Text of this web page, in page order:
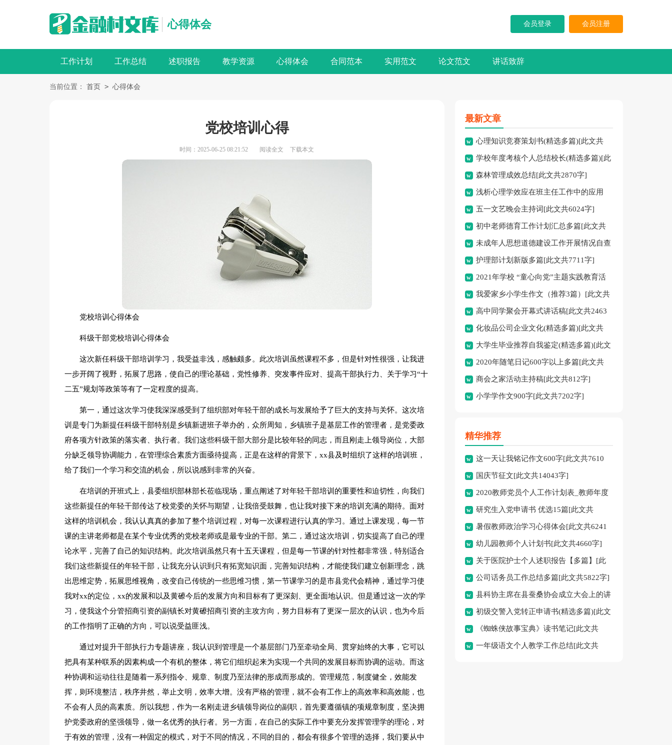
心得体会 会员登录 会员注册
工作计划 工作总结 述职报告 教学资源 心得体会 合同范本 实用范文 论文范文 讲话致辞
当前位置： 首页 > 心得体会
党校培训心得
时间：2025-06-25 08:21:52 阅读全文 下载本文
党校培训心得体会
科级干部党校培训心得体会
这次新任科级干部培训学习，我受益非浅，感触颇多。此次培训虽然课程不多，但是针对性很强，让我进
一步开阔了视野，拓展了思路，使自己的理论基础，党性修养、突发事件应对、提高干部执行力、关于学习“十
二五”规划等政策等有了一定程度的提高。
第一，通过这次学习使我深深感受到了组织部对年轻干部的成长与发展给予了巨大的支持与关怀。这次培
训是专门为新提任科级干部特别是乡镇新进班子举办的，众所周知，乡镇班子是基层工作的管理者，是党委政
府各项方针政策的落实者、执行者。我们这些科级干部大部分是比较年轻的同志，而且刚走上领导岗位，大部
分缺乏领导协调能力，在管理综合素质方面亟待提高，正是在这样的背景下，xx县及时组织了这样的培训班，
给了我们一个学习和交流的机会，所以说感到非常的兴奋。
在培训的开班式上，县委组织部林部长莅临现场，重点阐述了对年轻干部培训的重要性和迫切性，向我们
这些新提任的年轻干部传达了校党委的关怀与期望，让我倍受鼓舞，也让我对接下来的培训充满的期待。面对
这样的培训机会，我认认真真的参加了整个培训过程，对每一次课程进行认真的学习。通过上课发现，每一节
课的主讲老师都是在某个专业优秀的党校老师或是最专业的干部。第二，通过这次培训，切实提高了自己的理
论水平，完善了自己的知识结构。此次培训虽然只有十五天课程，但是每一节课的针对性都非常强，特别适合
我们这些新提任的年轻干部，让我充分认识到只有拓宽知识面，完善知识结构，才能使我们建立创新理念，跳
出思维定势，拓展思维视角，改变自己传统的一些思维习惯，第一节课学习的是市县党代会精神，通过学习使
我对xx的定位，xx的发展和以及黄礤今后的发展方向和目标有了更深刻、更全面地认识。但是通过这一次的学
习，使我这个分管招商引资的副镇长对黄礤招商引资的主攻方向，努力目标有了更深一层次的认识，也为今后
的工作指明了正确的方向，可以说受益匪浅。
通过对提升干部执行力专题讲座，我认识到管理是一个基层部门乃至牵动全局、贯穿始终的大事，它可以
把具有某种联系的因素构成一个有机的整体，将它们组织起来为实现一个共同的发展目标而协调的运动。而这
种协调和运动往往是随着一系列指令、规章、制度乃至法律的形成而形成的。管理规范，制度健全，效能发
挥，则环境整洁，秩序井然，举止文明，效率大增。没有严格的管理，就不会有工作上的高效率和高效能，也
不会有人员的高素质。所以我想，作为一名刚走进乡镇领导岗位的副职，首先要遵循镇的项规章制度，坚决拥
护党委政府的坚强领导，做一名优秀的执行者。另一方面，在自己的实际工作中要充分发挥管理学的理论，对
于有效的管理，没有一种固定的模式，对于不同的情况，不同的目的，都会有很多个管理的选择，我们要从中
最新文章
心理知识竞赛策划书(精选多篇)[此文共
5937字]
学校年度考核个人总结校长(精选多篇)[此
文共7741字]
森林管理成效总结[此文共2870字]
浅析心理学效应在班主任工作中的应用
[此文共3828字]
五一文艺晚会主持词[此文共6024字]
初中老师德育工作计划汇总多篇[此文共
11627字]
未成年人思想道德建设工作开展情况自查
报告[此文共12435字]
护理部计划新版多篇[此文共7711字]
2021年学校 “童心向党”主题实践教育活
动方案[此文共1080字]
我爱家乡小学生作文（推荐3篇）[此文共
1167字]高中同学聚会开幕式讲话稿[此文共2463
字] 化妆品公司企业文化(精选多篇)[此文共
6398字]
大学生毕业推荐自我鉴定(精选多篇)[此文
共5048字]
2020年随笔日记600字以上多篇[此文共
2977字]
商会之家活动主持稿[此文共812字]
小学学作文900字[此文共7202字]
精华推荐
这一天让我铭记作文600字[此文共7610
字] 国庆节征文[此文共14043字]
2020教师党员个人工作计划表_教师年度
工作计划[此文共2292字]
研究生入党申请书 优选15篇[此文共
23403字]
暑假教师政治学习心得体会[此文共6241
字] 幼儿园教师个人计划书[此文共4660字]
关于医院护士个人述职报告【多篇】[此
文共5769字]
公司话务员工作总结多篇[此文共5822字]
县科协主席在县蚕桑协会成立大会上的讲
话[此文共2415字]
初级交警入党转正申请书(精选多篇)[此文
共9402字]
《蜘蛛侠故事宝典》读书笔记[此文共
4212字]
一年级语文个人教学工作总结[此文共